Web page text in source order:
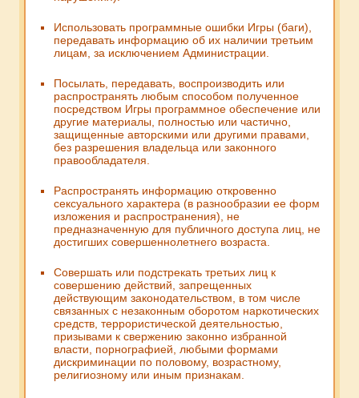
Использовать программные ошибки Игры (баги),
передавать информацию об их наличии третьим
лицам, за исключением Администрации.
Посылать, передавать, воспроизводить или
распространять любым способом полученное
посредством Игры программное обеспечение или
другие материалы, полностью или частично,
защищенные авторскими или другими правами,
без разрешения владельца или законного
правообладателя.
Распространять информацию откровенно
сексуального характера (в разнообразии ее форм
изложения и распространения), не
предназначенную для публичного доступа лиц, не
достигших совершеннолетнего возраста.
Совершать или подстрекать третьих лиц к
совершению действий, запрещенных
действующим законодательством, в том числе
связанных с незаконным оборотом наркотических
средств, террористической деятельностью,
призывами к свержению законно избранной
власти, порнографией, любыми формами
дискриминации по половому, возрастному,
религиозному или иным признакам.